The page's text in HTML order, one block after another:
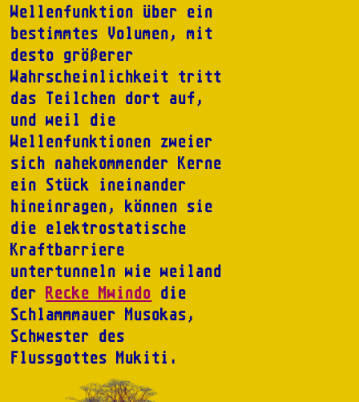
Wellenfunktion über ein
bestimmtes Volumen, mit
desto größerer
Wahrscheinlichkeit tritt
das Teilchen dort auf,
und weil die
Wellenfunktionen zweier
sich nahekommender Kerne
ein Stück ineinander
hineinragen, können sie
die elektrostatische
Kraftbarriere
untertunneln wie weiland
der Recke Mwindo die
Schlammmauer Musokas,
Schwester des
Flussgottes Mukiti.